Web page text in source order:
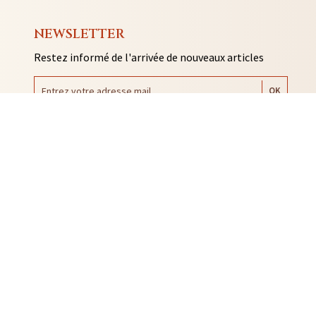
NEWSLETTER
Restez informé de l'arrivée de nouveaux articles